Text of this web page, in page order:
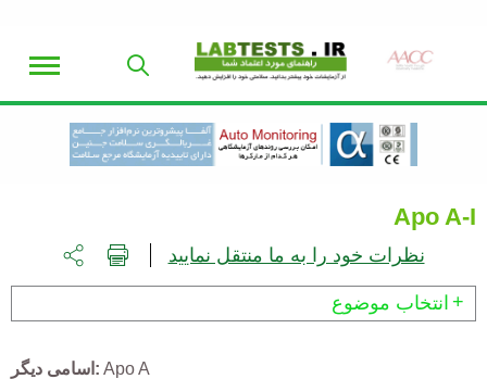
Apo A-I
نظرات خود را به ما منتقل نمایید
انتخاب موضوع
اسامی دیگر
Apo A